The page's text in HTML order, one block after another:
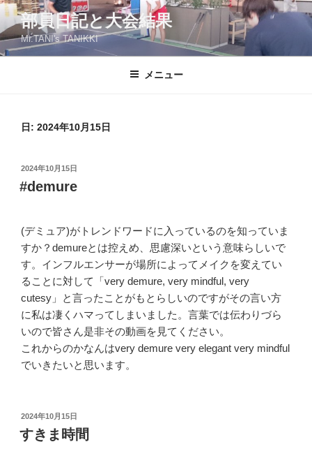
コ
ン
テ
ン
部員日記と大会結果
Mr.TANI's TANIKKI
メニュー
日: 2024年10月15日
投
稿
日:
2024年10月15日
#demure
(デミュア)がトレンドワードに入っているのを知っていま
すか？demureとは控えめ、思慮深いという意味らしいで
す。インフルエンサーが場所によってメイクを変えてい
ることに対して「very demure, very mindful, very
cutesy」と言ったことがもとらしいのですがその言い方
に私は凄くハマってしまいました。言葉では伝わりづら
いので皆さん是非その動画を見てください。
これからのかなんはvery demure very elegant very mindful
でいきたいと思います。
投
稿
日:
2024年10月15日
すきま時間